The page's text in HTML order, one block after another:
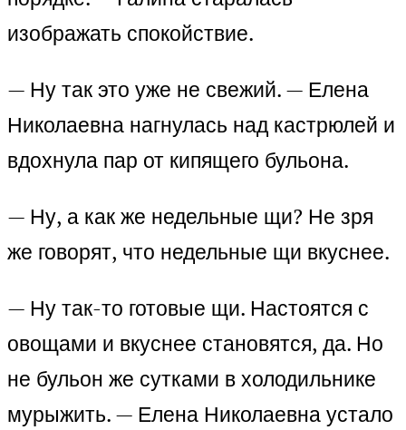
изображать спокойствие.
— Ну так это уже не свежий. — Елена
Николаевна нагнулась над кастрюлей и
вдохнула пар от кипящего бульона.
— Ну, а как же недельные щи? Не зря
же говорят, что недельные щи вкуснее.
— Ну так-то готовые щи. Настоятся с
овощами и вкуснее становятся, да. Но
не бульон же сутками в холодильнике
мурыжить. — Елена Николаевна устало